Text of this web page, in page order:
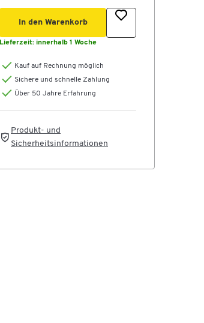
In den Warenkorb
Lieferzeit: innerhalb 1 Woche
Kauf auf Rechnung möglich
Sichere und schnelle Zahlung
Über 50 Jahre Erfahrung
Produkt- und
Sicherheitsinformationen